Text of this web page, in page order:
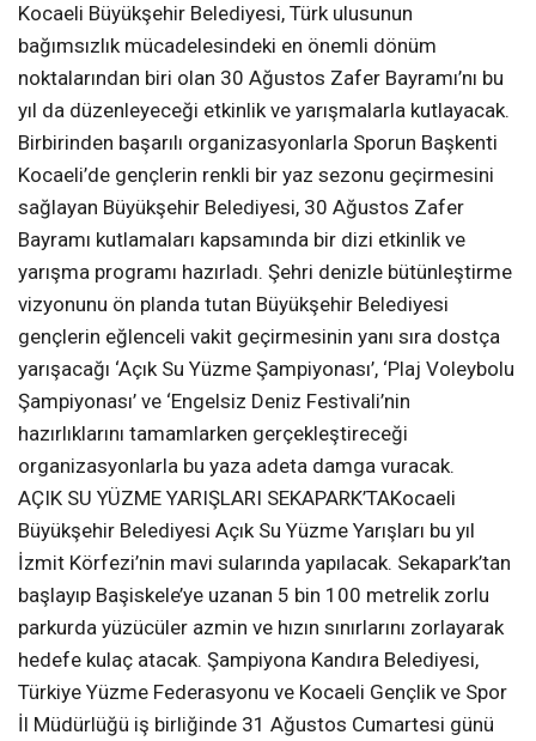
Kocaeli Büyükşehir Belediyesi, Türk ulusunun
bağımsızlık mücadelesindeki en önemli dönüm
noktalarından biri olan 30 Ağustos Zafer Bayramı’nı bu
yıl da düzenleyeceği etkinlik ve yarışmalarla kutlayacak.
Birbirinden başarılı organizasyonlarla Sporun Başkenti
Kocaeli’de gençlerin renkli bir yaz sezonu geçirmesini
sağlayan Büyükşehir Belediyesi, 30 Ağustos Zafer
Bayramı kutlamaları kapsamında bir dizi etkinlik ve
yarışma programı hazırladı. Şehri denizle bütünleştirme
vizyonunu ön planda tutan Büyükşehir Belediyesi
gençlerin eğlenceli vakit geçirmesinin yanı sıra dostça
yarışacağı ‘Açık Su Yüzme Şampiyonası’, ‘Plaj Voleybolu
Şampiyonası’ ve ‘Engelsiz Deniz Festivali’nin
hazırlıklarını tamamlarken gerçekleştireceği
organizasyonlarla bu yaza adeta damga vuracak.
AÇIK SU YÜZME YARIŞLARI SEKAPARK’TAKocaeli
Büyükşehir Belediyesi Açık Su Yüzme Yarışları bu yıl
İzmit Körfezi’nin mavi sularında yapılacak. Sekapark’tan
başlayıp Başiskele’ye uzanan 5 bin 100 metrelik zorlu
parkurda yüzücüler azmin ve hızın sınırlarını zorlayarak
hedefe kulaç atacak. Şampiyona Kandıra Belediyesi,
Türkiye Yüzme Federasyonu ve Kocaeli Gençlik ve Spor
İl Müdürlüğü iş birliğinde 31 Ağustos Cumartesi günü